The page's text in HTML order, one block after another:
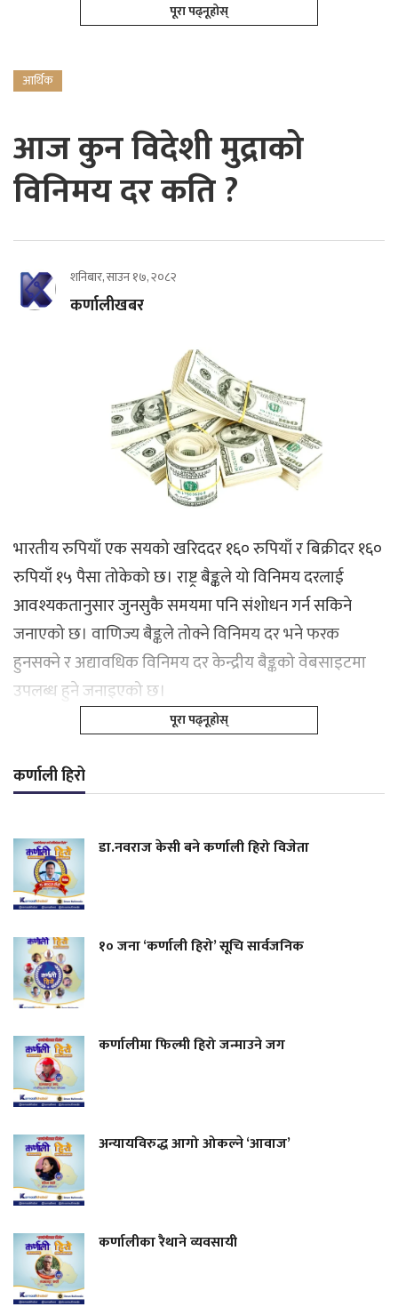
पूरा पढ्नूहोस्
आर्थिक
आज कुन विदेशी मुद्राको
विनिमय दर कति ?
शनिबार, साउन १७, २०८२
कर्णालीखबर
भारतीय रुपियाँ एक सयको खरिददर १६० रुपियाँ र बिक्रीदर १६०
रुपियाँ १५ पैसा तोकेको छ। राष्ट्र बैङ्कले यो विनिमय दरलाई
आवश्यकतानुसार जुनसुकै समयमा पनि संशोधन गर्न सकिने
जनाएको छ। वाणिज्य बैङ्कले तोक्ने विनिमय दर भने फरक
हुनसक्ने र अद्यावधिक विनिमय दर केन्द्रीय बैङ्कको वेबसाइटमा
उपलब्ध हुने जनाइएको छ।
पूरा पढ्नूहोस्
कर्णाली हिरो
डा.नवराज केसी बने कर्णाली हिरो विजेता
१० जना ‘कर्णाली हिरो’ सूचि सार्वजनिक
कर्णालीमा फिल्मी हिरो जन्माउने जग
अन्यायविरुद्ध आगो ओकल्ने ‘आवाज’
कर्णालीका रैथाने व्यवसायी